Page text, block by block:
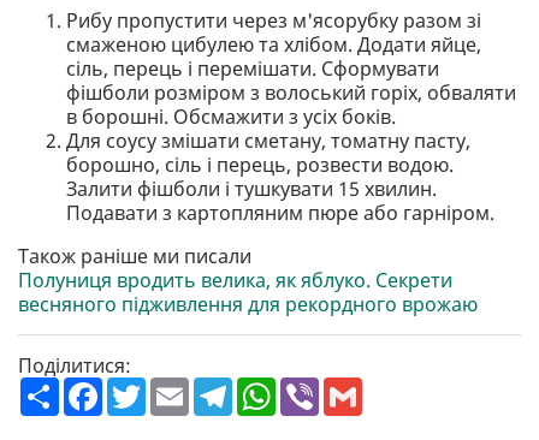
Рибу пропустити через м'ясорубку разом зі
смаженою цибулею та хлібом. Додати яйце,
сіль, перець і перемішати. Сформувати
фішболи розміром з волоський горіх, обваляти
в борошні. Обсмажити з усіх боків.
Для соусу змішати сметану, томатну пасту,
борошно, сіль і перець, розвести водою.
Залити фішболи і тушкувати 15 хвилин.
Подавати з картопляним пюре або гарніром.
Також раніше ми писали
Полуниця вродить велика, як яблуко. Секрети
весняного підживлення для рекордного врожаю
Поділитися:
П
о
ш
F
a
c
T
w
E
m
a
T
e
W
h
a
V
b